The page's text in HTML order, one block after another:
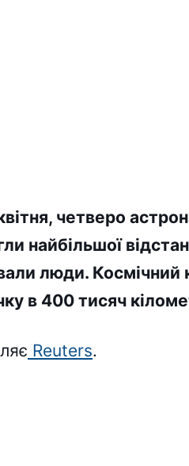
четверо
найбільшої
люди. Космічний
в 400 тисяч
Reuters.